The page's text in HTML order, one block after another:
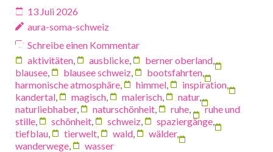
13 Juli 2026
aura-soma-schweiz
Schreibe einen Kommentar
aktivitäten
ausblicke berner oberland
blausee
blausee schweiz bootsfahrten
harmonische atmosphäre
himmel inspiration
kandertal
magisch malerisch natur,
naturliebhaber, naturschönheit ruhe
ruhe und
stille
schönheit schweiz spaziergänge
tiefblau
tierwelt wald wälder,
wanderwege
wasser